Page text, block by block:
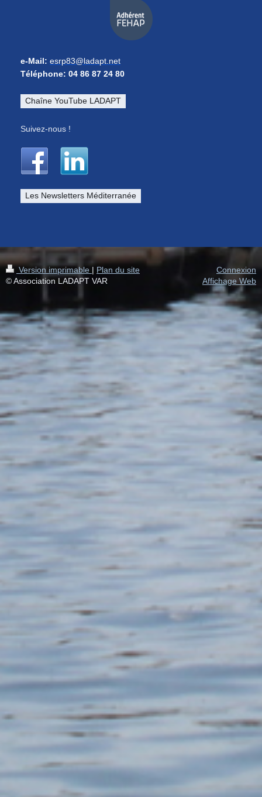
e-Mail: esrp83@ladapt.net
Téléphone: 04 86 87 24 80
Chaîne YouTube LADAPT
Suivez-nous !
Les Newsletters Méditerranée
Version imprimable | Plan du site
© Association LADAPT VAR
Connexion
Affichage Web